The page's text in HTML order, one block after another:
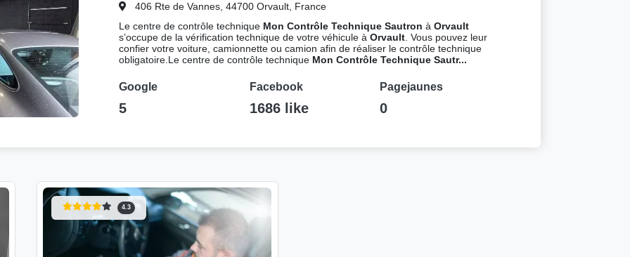
406 Rte de Vannes, 44700 Orvault, France
Le centre de contrôle technique Mon Contrôle Technique Sautron à Orvault
s’occupe de la vérification technique de votre véhicule à Orvault. Vous pouvez leur
confier votre voiture, camionnette ou camion afin de réaliser le contrôle technique
obligatoire.Le centre de contrôle technique Mon Contrôle Technique Sautr...
Google
5
Facebook
1686 like
Pagejaunes
0
4.3